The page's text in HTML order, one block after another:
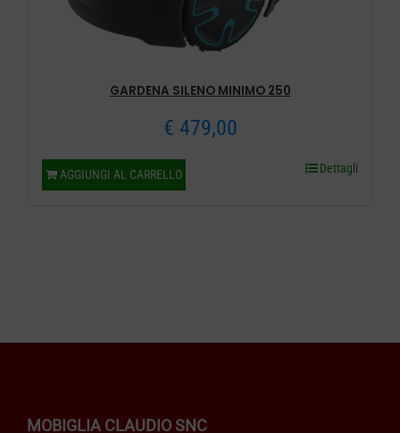
GARDENA SILENO MINIMO 250
€ 479,00
AGGIUNGI AL CARRELLO Dettagli
MOBIGLIA CLAUDIO SNC